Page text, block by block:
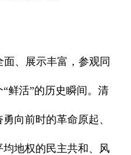
、展示丰富，参观同
鲜活”的历史瞬间。清
向前时的革命原起、
地权的民主共和、风